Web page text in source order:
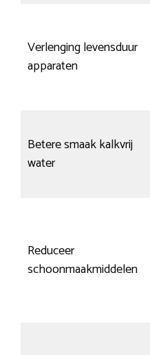
Verlenging levensduur
apparaten
Betere smaak kalkvrij
water
Reduceer
schoonmaakmiddelen